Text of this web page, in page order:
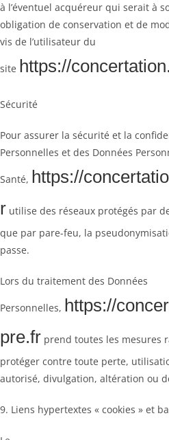
à l’éventuel acquéreur qui serait à
obligation de conservation et de
vis de l’utilisateur du
site https://
Sécurité
Pour assurer la sécurité et la
Personnelles et des Données
Santé, https://
r utilise des réseaux protégés par
que par pare-feu, la
passe.
Lors du traitement des Données
Personnelles, https://
pre.fr prend toutes les mesures
protéger contre toute perte,
autorisé, divulgation, altération ou
9. Liens hypertextes « cookies » et